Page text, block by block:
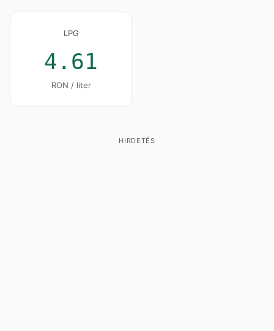
LPG
4.61
RON / liter
HIRDETÉS